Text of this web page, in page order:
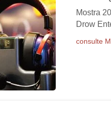
Mostra
Drow
consulte